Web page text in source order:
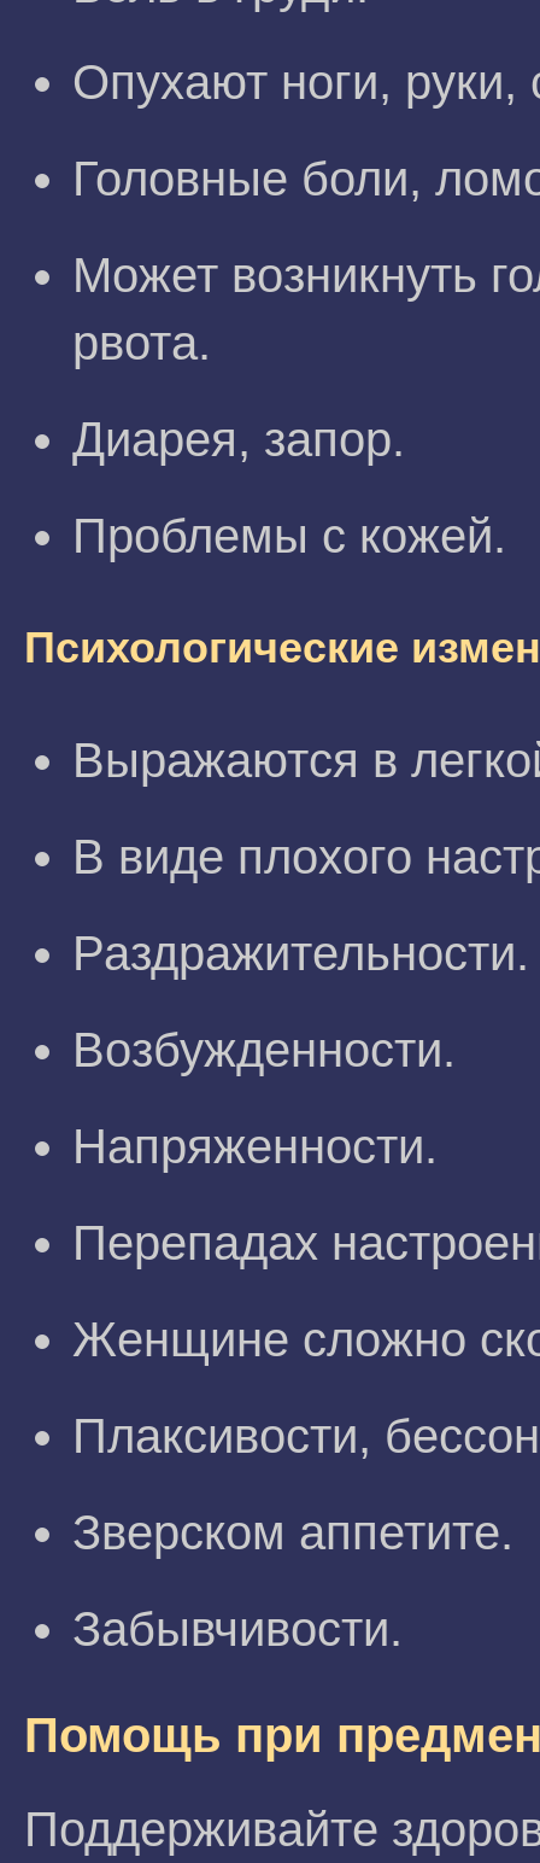
Опухают ноги, руки,
Головные боли,
Может возникнуть
рвота.
Диарея, запор.
Проблемы с кожей.
Психологические
Выражаются в
В виде плохого
Раздражительности.
Возбужденности.
Напряженности.
Перепадах
Женщине сложно
Плаксивости,
Зверском аппетите.
Забывчивости.
Помощь при
Поддерживайте